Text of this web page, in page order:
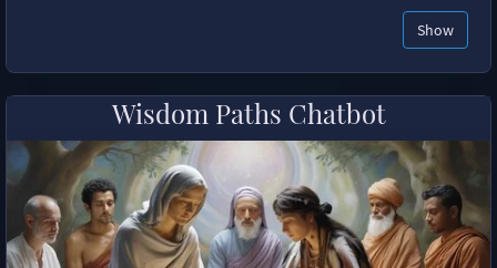
Show
Wisdom Paths Chatbot